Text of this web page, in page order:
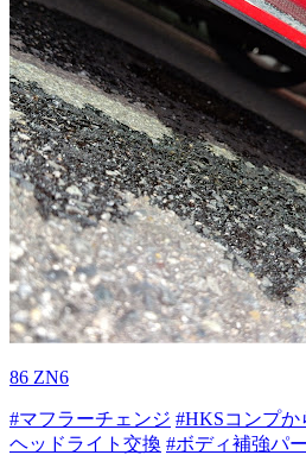
86 ZN6
#マフラーチェンジ #HKSコンプか
ヘッドライト交換 #ボディ補強パ